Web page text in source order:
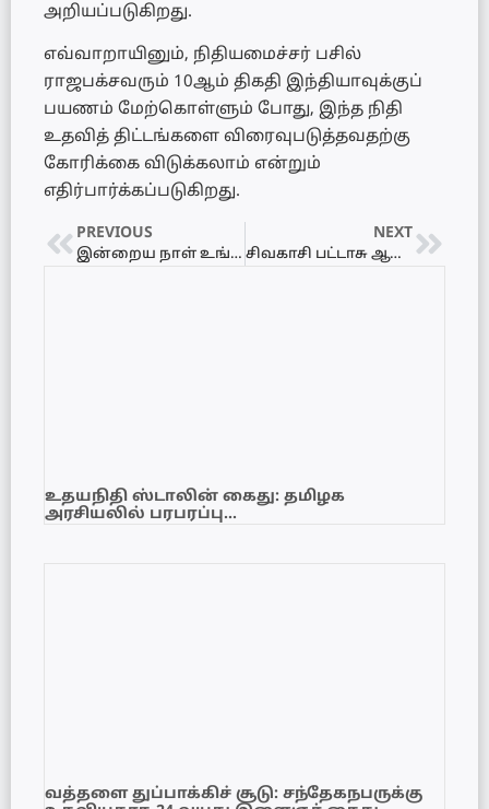
அறியப்படுகிறது.
எவ்வாறாயினும், நிதியமைச்சர் பசில்
ராஜபக்சவரும் 10ஆம் திகதி இந்தியாவுக்குப்
பயணம் மேற்கொள்ளும் போது, இந்த நிதி
உதவித் திட்டங்களை விரைவுபடுத்தவதற்கு
கோரிக்கை விடுக்கலாம் என்றும்
எதிர்பார்க்கப்படுகிறது.
PREVIOUS
இன்றைய நாள் உங்களுக்கு எப்படி? 02.01.2022 ஞாயிற்றுக்கிழமை
NEXT
சிவகாசி பட்டாசு ஆலையில் வெடிவிபத்து – 4 பேர் பலி.
உதயநிதி ஸ்டாலின் கைது: தமிழக
அரசியலில் பரபரப்பு…
வத்தளை துப்பாக்கிச் சூடு: சந்தேகநபருக்கு